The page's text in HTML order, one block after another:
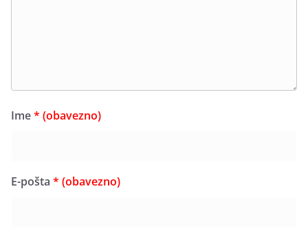
Ime* (obavezno)
E-pošta * (obavezno)